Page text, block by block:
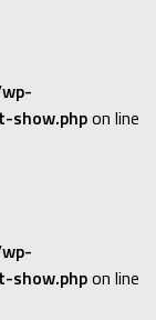
show.phpon line
show.phpon line